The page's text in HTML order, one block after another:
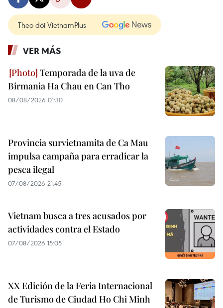
Theo dõi VietnamPlus
VER MÁS
Temporada de la uva de
Birmania Ha Chau en Can Tho
08/08/2026 01:30
Provincia survietnamita de Ca Mau
impulsa campaña para erradicar la
pesca ilegal
07/08/2026 21:45
Vietnam busca a tres acusados por
actividades contra el Estado
07/08/2026 15:05
XX Edición de la Feria Internacional
de Turismo de Ciudad Ho Chi Minh